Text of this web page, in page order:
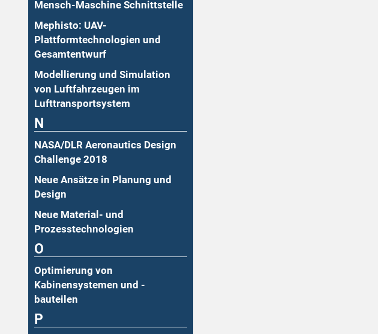
Mensch-Maschine Schnittstelle
Mephisto: UAV-
Plattformtechnologien und
Gesamtentwurf
Modellierung und Simulation
von Luftfahrzeugen im
Lufttransportsystem
N
NASA/DLR Aeronautics Design
Challenge 2018
Neue Ansätze in Planung und
Design
Neue Material- und
Prozesstechnologien
O
Optimierung von
Kabinensystemen und -
bauteilen
P